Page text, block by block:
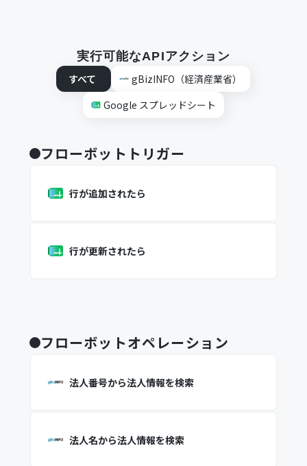
実行可能なAPIアクション
すべて
gBizINFO（経済産業省）
Google スプレッドシート
フローボットトリガー
行が追加されたら
行が更新されたら
フローボットオペレーション
法人番号から法人情報を検索
法人名から法人情報を検索